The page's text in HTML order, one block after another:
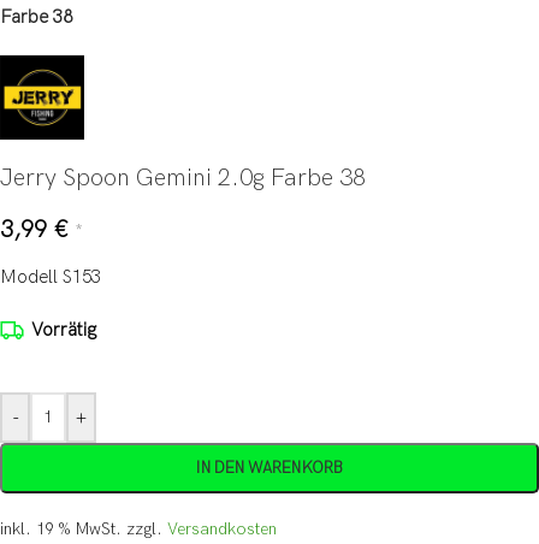
Farbe 38
Jerry Spoon Gemini 2.0g Farbe 38
3,99 € *
Modell S153
Vorrätig
- +
IN DEN WARENKORB
inkl. 19 % MwSt. zzgl. Versandkosten